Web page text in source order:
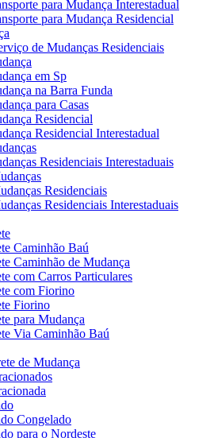
para Mudança Interestadual
para Mudança Residencial
de Mudanças Residenciais
em Sp
na Barra Funda
para Casas
Residencial
Residencial Interestadual
Residenciais Interestaduais
Residenciais
Residenciais Interestaduais
Caminhão Baú
Caminhão de Mudança
com Carros Particulares
com Fiorino
Fiorino
para Mudança
Via Caminhão Baú
de Mudança
Congelado
para o Nordeste